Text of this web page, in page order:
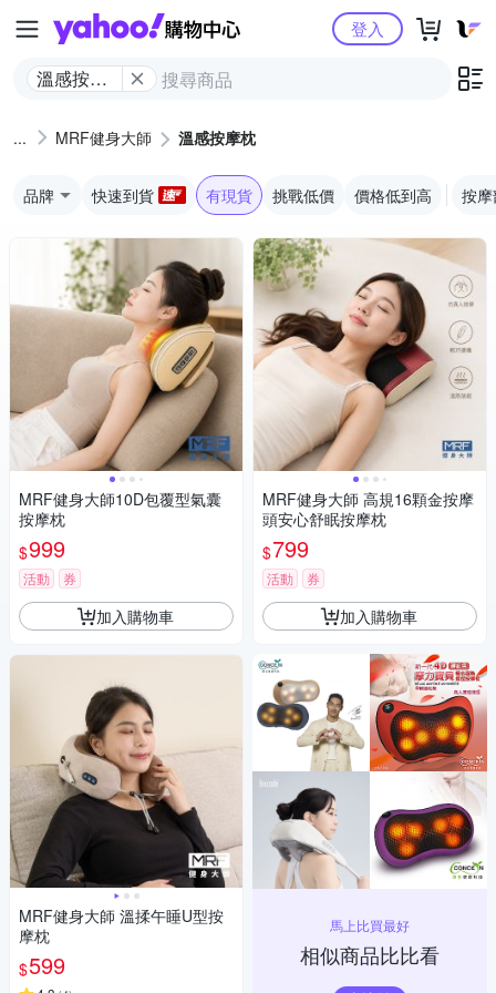
Yahoo購物中心
溫感按摩
登入
MRF健身大師 溫感按摩枕
品牌 快速到貨 有現貨 挑戰低價 價格低到高 按
MRF健身大師10D包覆型氣囊
按摩枕
$999
活動 券
加入購物車
MRF健身大師 溫揉午睡U型按
摩枕
$599
MRF健身大師 高規16顆金按摩
頭安心舒眠按摩枕
$799
活動 券
加入購物車
馬上比買最好
相似商品比比看